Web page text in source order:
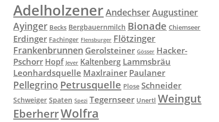
Adelholzener AndechserAugustiner
Ayinger Becks Bergbauernmilch Bionade Chiemseer
Erdinger Fachinger Flensburger Flötzinger
Frankenbrunnen Gerolsteiner Gösser Hacker-
Pschorr Hopf Jever Kaltenberg Lammsbräu
Leonhardsquelle Maxlrainer Paulaner
Pellegrino Petrusquelle Plose Schneider
Schweiger Spaten Spezi Tegernseer Unertl Weingut
EberherrWolfra